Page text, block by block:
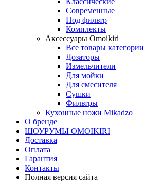
Современные
Под фильтр
Комплекты
Аксессуары Omoikiri
Все товары категории
Дозаторы
Измельчители
Для мойки
Для смесителя
Сушки
Фильтры
Кухонные ножи Mikadzo
О бренде
ШОУРУМЫ OMOIKIRI
Доставка
Оплата
Гарантия
Контакты
Полная версия сайта